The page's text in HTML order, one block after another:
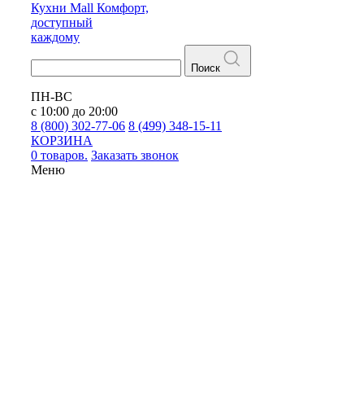
Кухни Mall Комфорт,
доступный
каждому
Поиск
ПН-ВС
с 10:00 до 20:00
8 (800) 302-77-06 8 (499) 348-15-11
КОРЗИНА
0 товаров. Заказать звонок
Меню